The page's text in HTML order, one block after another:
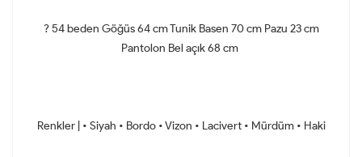
? 54 beden Göğüs 64 cm Tunik Basen 70 cm Pazu 23 cm
Pantolon Bel açık 68 cm
Renkler | • Siyah • Bordo • Vizon • Lacivert • Mürdüm • Haki